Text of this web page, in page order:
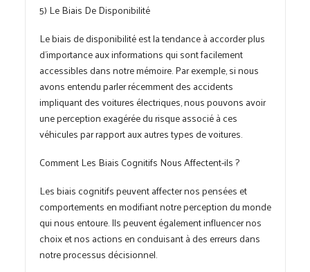
5) Le Biais De Disponibilité
Le biais de disponibilité est la tendance à accorder plus
d’importance aux informations qui sont facilement
accessibles dans notre mémoire. Par exemple, si nous
avons entendu parler récemment des accidents
impliquant des voitures électriques, nous pouvons avoir
une perception exagérée du risque associé à ces
véhicules par rapport aux autres types de voitures.
Comment Les Biais Cognitifs Nous Affectent-ils ?
Les biais cognitifs peuvent affecter nos pensées et
comportements en modifiant notre perception du monde
qui nous entoure. Ils peuvent également influencer nos
choix et nos actions en conduisant à des erreurs dans
notre processus décisionnel.